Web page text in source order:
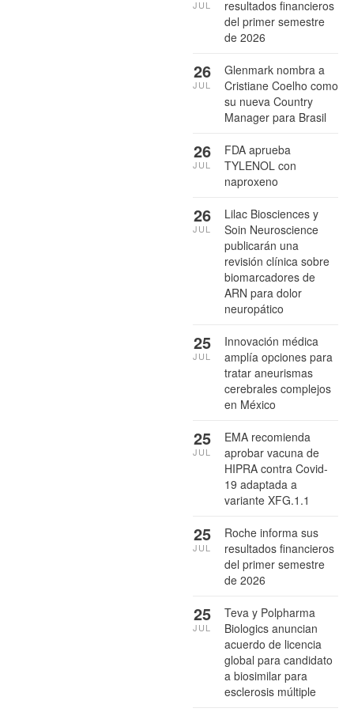
resultados financieros
del primer semestre
de 2026
JUL
Glenmark nombra a
Cristiane Coelho como
su nueva Country
Manager para Brasil
26
JUL
FDA aprueba
TYLENOL con
naproxeno
26
JUL
Lilac Biosciences y
Soin Neuroscience
publicarán una
revisión clínica sobre
biomarcadores de
ARN para dolor
neuropático
26
JUL
Innovación médica
amplía opciones para
tratar aneurismas
cerebrales complejos
en México
25
JUL
EMA recomienda
aprobar vacuna de
HIPRA contra Covid-
19 adaptada a
variante XFG.1.1
25
JUL
Roche informa sus
resultados financieros
del primer semestre
de 2026
25
JUL
Teva y Polpharma
Biologics anuncian
acuerdo de licencia
global para candidato
a biosimilar para
esclerosis múltiple
25
JUL